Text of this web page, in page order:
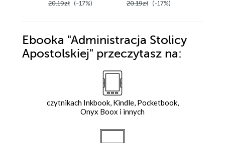
20.19zł (-17%) 20.19zł (-17%)
Ebooka "Administracja Stolicy
Apostolskiej" przeczytasz na:
czytnikach Inkbook, Kindle, Pocketbook,
Onyx Boox i innych